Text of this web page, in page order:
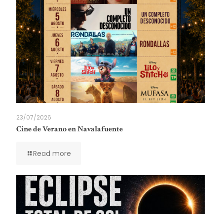
23/07/2026
Cine de Verano en Navalafuente
Read more